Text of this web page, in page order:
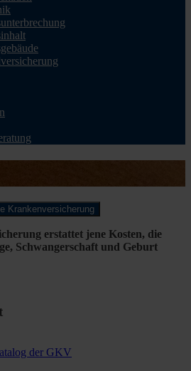
Krankenversicherung
erstattet jene Kosten, die
Schwangerschaft und Geburt
der GKV